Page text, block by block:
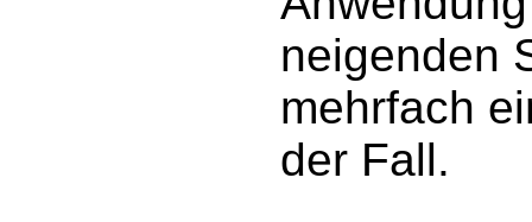
neigenden
mehrfach
der Fall.